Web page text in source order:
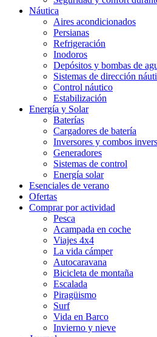
Náutica
Aires acondicionados
Persianas
Refrigeración
Inodoros
Depósitos y bombas de
Sistemas de dirección
Control náutico
Estabilización
Energía y Solar
Baterías
Cargadores de batería
Inversores y combos
Generadores
Sistemas de control
Energía solar
Esenciales de verano
Ofertas
Comprar por actividad
Pesca
Acampada en coche
Viajes 4x4
La vida cámper
Autocaravana
Bicicleta de montaña
Escalada
Piragüismo
Surf
Vida en Barco
Invierno y nieve